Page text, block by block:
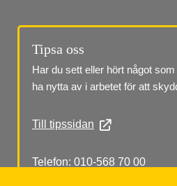
Tipsa oss
Har du sett eller hört något
ha nytta av i arbetet för att
Till tipssidan
Telefon: 010-568 70 00